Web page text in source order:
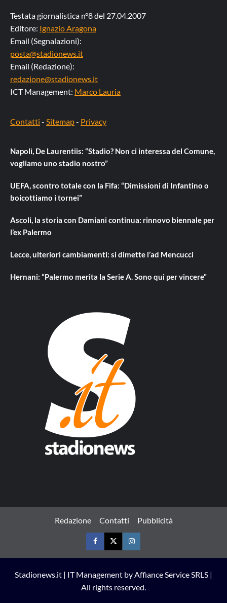
Testata giornalistica n°8 del 27.04.2007
Editore: Ignazio Aragona
Email (Segnalazioni):
posta@stadionews.it
Email (Redazione):
redazione@stadionews.it
ICT Management: Marco Lauria
Contatti - Sitemap- Privacy
Napoli, De Laurentiis: “Stadio? Non ci interessa del Comune,
vogliamo uno stadio nostro”
UEFA, scontro totale con la Fifa: “Dimissioni di Infantino o
boicottiamo i tornei”
Ascoli, la storia con Damiani continua: rinnovo biennale per
l’ex Palermo
Lecce, ulteriori cambiamenti: si dimette l’ad Mencucci
Hernani: “Palermo merita la Serie A. Sono qui per vincere”
Redazione Contatti Pubblicità
FacebookTwitterInstagram
Stadionews.it | IT Management by Affiance Service SRLS |
All rights reserved.